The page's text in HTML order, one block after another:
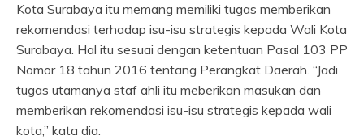
Kota Surabaya itu memang memiliki tugas memberikan
rekomendasi terhadap isu-isu strategis kepada Wali Kota
Surabaya. Hal itu sesuai dengan ketentuan Pasal 103 PP
Nomor 18 tahun 2016 tentang Perangkat Daerah. “Jadi
tugas utamanya staf ahli itu meberikan masukan dan
memberikan rekomendasi isu-isu strategis kepada wali
kota,” kata dia.